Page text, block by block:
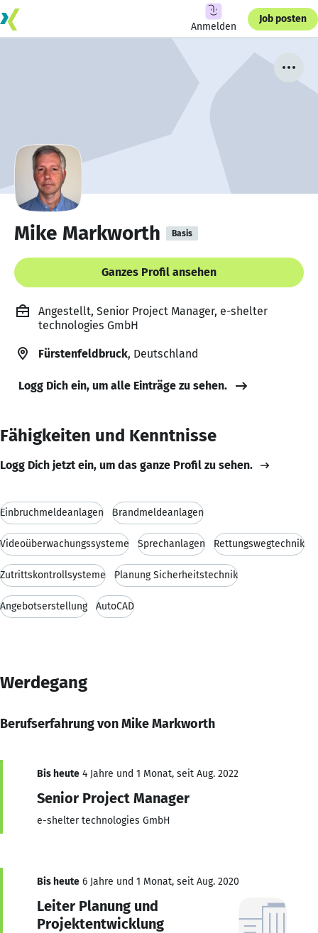
Anmelden
Job posten
Mike Markworth Basis
Ganzes Profil ansehen
Angestellt, Senior Project Manager, e-shelter
technologies GmbH
Fürstenfeldbruck, Deutschland
Logg Dich ein, um alle Einträge zu sehen.
Fähigkeiten und Kenntnisse
Logg Dich jetzt ein, um das ganze Profil zu sehen.
Einbruchmeldeanlagen Brandmeldeanlagen
Videoüberwachungssysteme Sprechanlagen Rettungswegtechnik
Zutrittskontrollsysteme Planung Sicherheitstechnik
Angebotserstellung AutoCAD
Werdegang
Berufserfahrung von Mike Markworth
Bis heute 4 Jahre und 1 Monat, seit Aug. 2022
Senior Project Manager
e-shelter technologies GmbH
Bis heute 6 Jahre und 1 Monat, seit Aug. 2020
Leiter Planung und
Projektentwicklung